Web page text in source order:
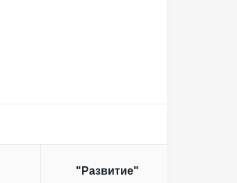
"Развитие"